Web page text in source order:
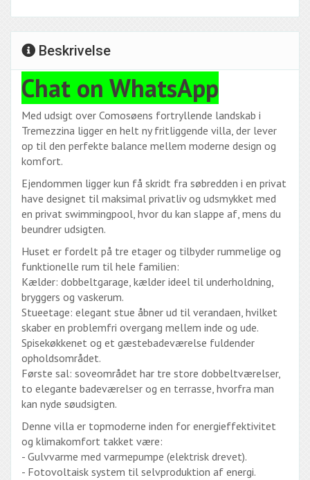
Beskrivelse
Chat on WhatsApp
Med udsigt over Comosøens fortryllende landskab i
Tremezzina ligger en helt ny fritliggende villa, der lever
op til den perfekte balance mellem moderne design og
komfort.
Ejendommen ligger kun få skridt fra søbredden i en privat
have designet til maksimal privatliv og udsmykket med
en privat swimmingpool, hvor du kan slappe af, mens du
beundrer udsigten.
Huset er fordelt på tre etager og tilbyder rummelige og
funktionelle rum til hele familien:
Kælder: dobbeltgarage, kælder ideel til underholdning,
bryggers og vaskerum.
Stueetage: elegant stue åbner ud til verandaen, hvilket
skaber en problemfri overgang mellem inde og ude.
Spisekøkkenet og et gæstebadeværelse fuldender
opholdsområdet.
Første sal: soveområdet har tre store dobbeltværelser,
to elegante badeværelser og en terrasse, hvorfra man
kan nyde søudsigten.
Denne villa er topmoderne inden for energieffektivitet
og klimakomfort takket være:
- Gulvvarme med varmepumpe (elektrisk drevet).
- Fotovoltaisk system til selvproduktion af energi.